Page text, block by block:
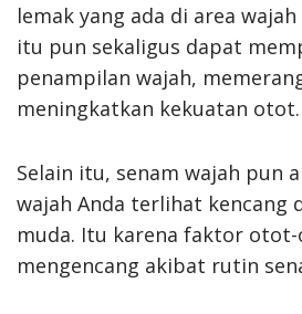
lemak yang ada di area
itu pun sekaligus dapat
penampilan wajah,
meningkatkan kekuatan otot.
Selain itu, senam wajah pun
wajah Anda terlihat kencang
muda. Itu karena faktor
mengencang akibat rutin